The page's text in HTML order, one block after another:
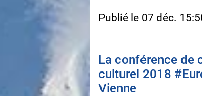
Publié le 07 déc.
La conférence de
culturel 2018
Vienne